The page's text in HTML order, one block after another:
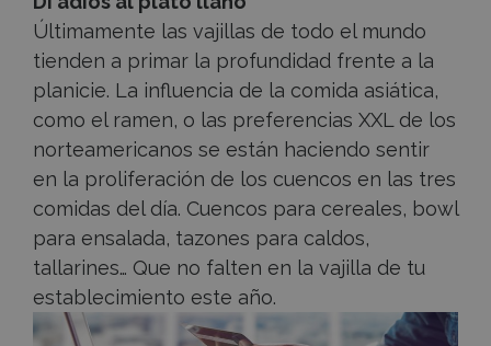
Últimamente las vajillas de todo el mundo
tienden a primar la profundidad frente a la
planicie. La influencia de la comida asiática,
como el ramen, o las preferencias XXL de los
norteamericanos se están haciendo sentir
en la proliferación de los cuencos en las tres
comidas del día. Cuencos para cereales, bowl
para ensalada, tazones para caldos,
tallarines… Que no falten en la vajilla de tu
establecimiento este año.